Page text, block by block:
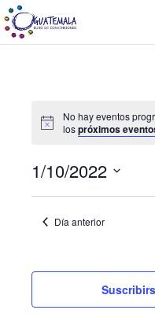
No hay eventos
lospróximos
1/10/2022
Día anterior